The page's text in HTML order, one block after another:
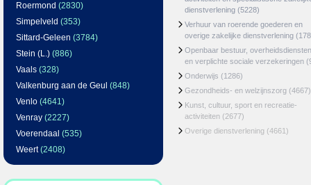
Roermond (2830)
Simpelveld (353)
Sittard-Geleen (3784)
Stein (L.) (886)
Vaals (328)
Valkenburg aan de Geul (848)
Venlo (4641)
Venray (2227)
Voerendaal (535)
Weert(2408)
dienstverlening (5228)
Verhuur van roerende goederen en
overige zakelijke dienstverlening
Openbaar bestuur, overheidsdiensten
en verplichte sociale verzekeringen
Onderwijs (1286)
Gezondheids- en welzijnszorg (4667)
Kunst, cultuur, sport en recreatie-
activiteiten (2677)
Overige dienstverlening (4661)